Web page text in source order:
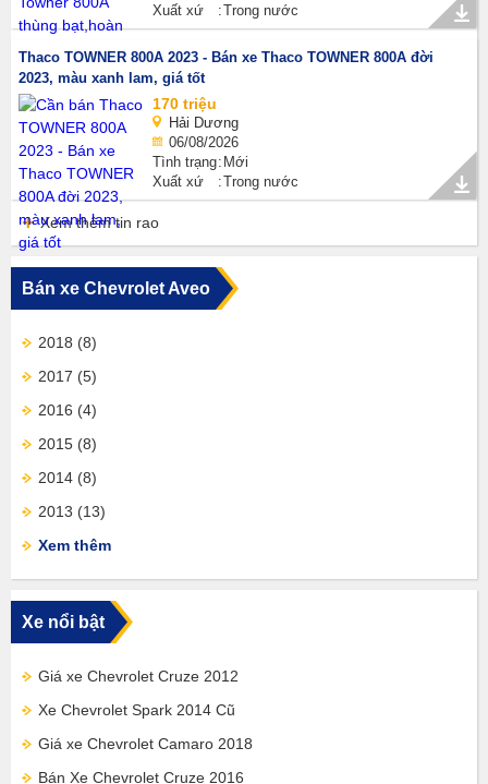
Xuất xứ
Trong nước
Thaco TOWNER 800A 2023 - Bán xe Thaco TOWNER 800A đời
2023, màu xanh lam, giá tốt
170 triệu
Hải Dương
06/08/2026
Tình trạng Mới
Xuất xứ
Trong nước
Xem thêm tin rao
Bán xe Chevrolet Aveo
2018 (8)
2017 (5)
2016 (4)
2015 (8)
2014 (8)
2013 (13)
Xem thêm
Xe nổi bật
Giá xe Chevrolet Cruze 2012
Xe Chevrolet Spark 2014 Cũ
Giá xe Chevrolet Camaro 2018
Bán Xe Chevrolet Cruze 2016